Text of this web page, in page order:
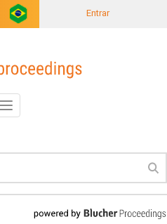
Entrar
Toggle
navigation